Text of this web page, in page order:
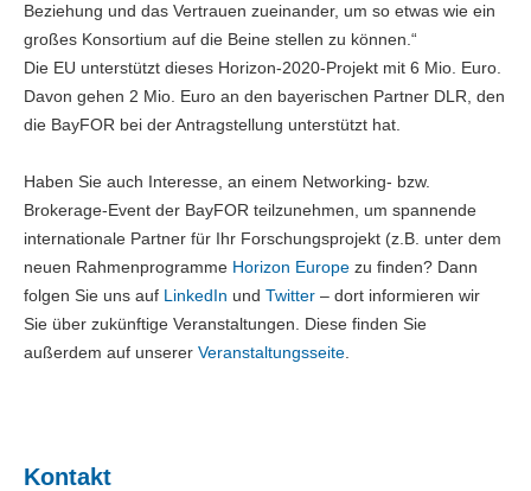
Beziehung und das Vertrauen zueinander, um so etwas wie ein
großes Konsortium auf die Beine stellen zu können.“
Die EU unterstützt dieses Horizon-2020-Projekt mit 6 Mio. Euro.
Davon gehen 2 Mio. Euro an den bayerischen Partner DLR, den
die BayFOR bei der Antragstellung unterstützt hat.
Haben Sie auch Interesse, an einem Networking- bzw.
Brokerage-Event der BayFOR teilzunehmen, um spannende
internationale Partner für Ihr Forschungsprojekt (z.B. unter dem
neuen Rahmenprogramme Horizon Europe zu finden? Dann
folgen Sie uns auf LinkedIn und Twitter – dort informieren wir
Sie über zukünftige Veranstaltungen. Diese finden Sie
außerdem auf unserer Veranstaltungsseite
Kontakt